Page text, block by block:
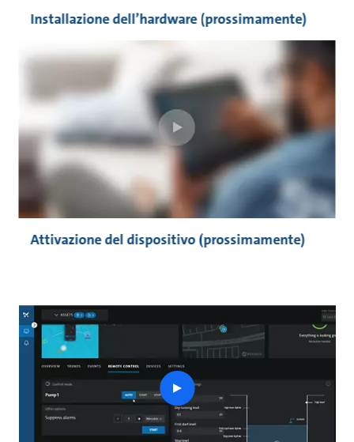
Installazione dell’hardware (prossimamente)
Attivazione del dispositivo (prossimamente)
play
button